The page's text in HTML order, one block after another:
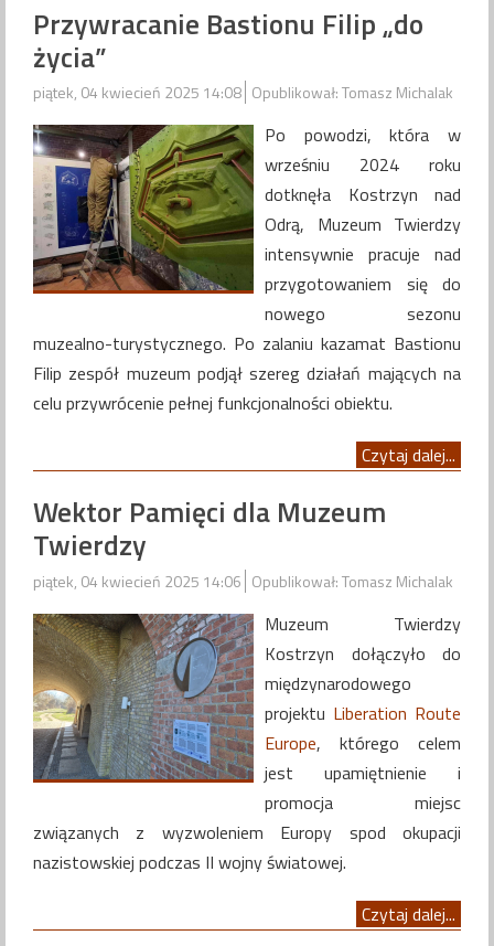
Przywracanie Bastionu Filip „do
życia”
piątek, 04 kwiecień 2025 14:08 Opublikował: Tomasz Michalak
Po powodzi, która w
wrześniu 2024 roku
dotknęła Kostrzyn nad
Odrą, Muzeum Twierdzy
intensywnie pracuje nad
przygotowaniem się do
nowego sezonu
muzealno-turystycznego. Po zalaniu kazamat Bastionu
Filip zespół muzeum podjął szereg działań mających na
celu przywrócenie pełnej funkcjonalności obiektu.​
Czytaj dalej...
Wektor Pamięci dla Muzeum
Twierdzy
piątek, 04 kwiecień 2025 14:06 Opublikował: Tomasz Michalak
Muzeum Twierdzy
Kostrzyn dołączyło do
międzynarodowego
projektu Liberation Route
Europe, którego celem
jest upamiętnienie i
promocja miejsc
związanych z wyzwoleniem Europy spod okupacji
nazistowskiej podczas II wojny światowej.
Czytaj dalej...